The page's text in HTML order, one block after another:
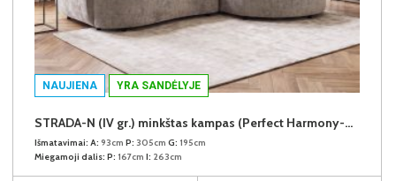
NAUJIENA YRA SANDĖLYJE
STRADA-N (IV gr.) minkštas kampas (Perfect Harmony-04) D
Išmatavimai: A: 93cm P: 305cm G: 195cm
Miegamoji dalis: P: 167cm I: 263cm